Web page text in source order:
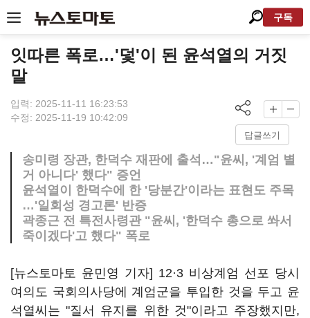
구독
잇따른 폭로…'덫'이 된 윤석열의 거짓
말
입력: 2025-11-11 16:23:53
수정: 2025-11-19 10:42:09
답글쓰기
송미령 장관, 한덕수 재판에 출석…"윤씨, '계엄 별
거 아니다' 했다" 증언
윤석열이 한덕수에 한 '당분간'이라는 표현도 주목
…'일회성 경고론' 반증
곽종근 전 특전사령관 "윤씨, '한덕수 총으로 쏴서
죽이겠다'고 했다" 폭로
[뉴스토마토 윤민영 기자] 12·3 비상계엄 선포 당시
여의도 국회의사당에 계엄군을 투입한 것을 두고 윤
석열씨는 "질서 유지를 위한 것"이라고 주장했지만,